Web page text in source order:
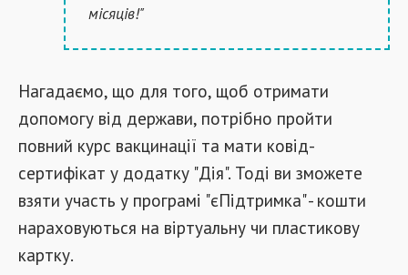
місяців!"
Нагадаємо, що для того, щоб отримати
допомогу від держави, потрібно пройти
повний курс вакцинації та мати ковід-
сертифікат у додатку "Дія". Тоді ви зможете
взяти участь у програмі "єПідтримка" - кошти
нараховуються на віртуальну чи пластикову
картку.